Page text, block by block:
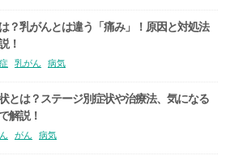
？乳がんとは違う「痛み」！原因と対処法
！
乳がん 病気
とは？ステージ別症状や治療法、気になる
解説！
がん 病気